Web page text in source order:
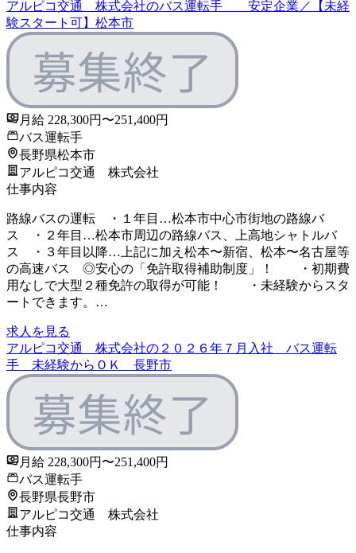
アルピコ交通 株式会社のバス運転手 安定企業／【未経
験スタート可】松本市
月給 228,300円〜251,400円
バス運転手
長野県松本市
アルピコ交通 株式会社
仕事内容
路線バスの運転 ・１年目…松本市中心市街地の路線バ
ス ・２年目…松本市周辺の路線バス、上高地シャトルバ
ス ・３年目以降…上記に加え松本〜新宿、松本〜名古屋等
の高速バス ◎安心の「免許取得補助制度」！ ・初期費
用なしで大型２種免許の取得が可能！ ・未経験からスタ
ートできます。…
求人を見る
アルピコ交通 株式会社の２０２６年７月入社 バス運転
手 未経験からＯＫ 長野市
月給 228,300円〜251,400円
バス運転手
長野県長野市
アルピコ交通 株式会社
仕事内容